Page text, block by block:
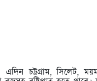
চট্টগ্রাম, সিলেট,